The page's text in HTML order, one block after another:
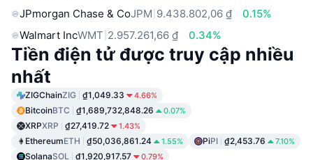
JPmorgan Chase & CoJPM 9.438.802,06 ₫
0.15%
Walmart IncWMT 2.957.261,66 ₫ 0.34%
Tiền điện tử được truy cập nhiều
nhất
ZIGChainZIG ₫1,049.33 4.66%
BitcoinBTC ₫1,689,732,848.26 0.07%
XRPXRP ₫27,419.72 1.43%
EthereumETH ₫50,036,861.24 1.55% PiPI ₫2,453.76 7.10%
SolanaSOL ₫1,920,917.57 0.79%